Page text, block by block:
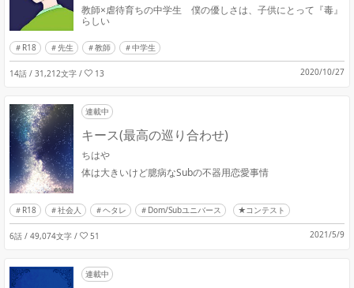
教師×虐待育ちの中学生 僕の優しさは、子供にとって『毒』
らしい
R18 先生 教師 中学生
14話 / 31,212文字 / 13 2020/10/27
連載中
キース(最高の巡り合わせ)
ちはや
体は大きいけど臆病なSubの不器用恋愛事情
R18 社会人 ヘタレ Dom/Subユニバース ★コンテスト
6話 / 49,074文字 / 51 2021/5/9
連載中